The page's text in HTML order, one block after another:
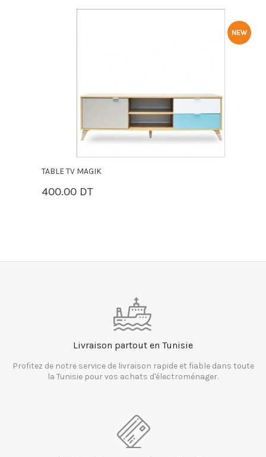
NEW
TABLE TV MAGIK
400.00 DT
PANIER
Livraison partout en Tunisie
Profitez de notre service de livraison rapide et fiable dans toute
la Tunisie pour vos achats d'électroménager.